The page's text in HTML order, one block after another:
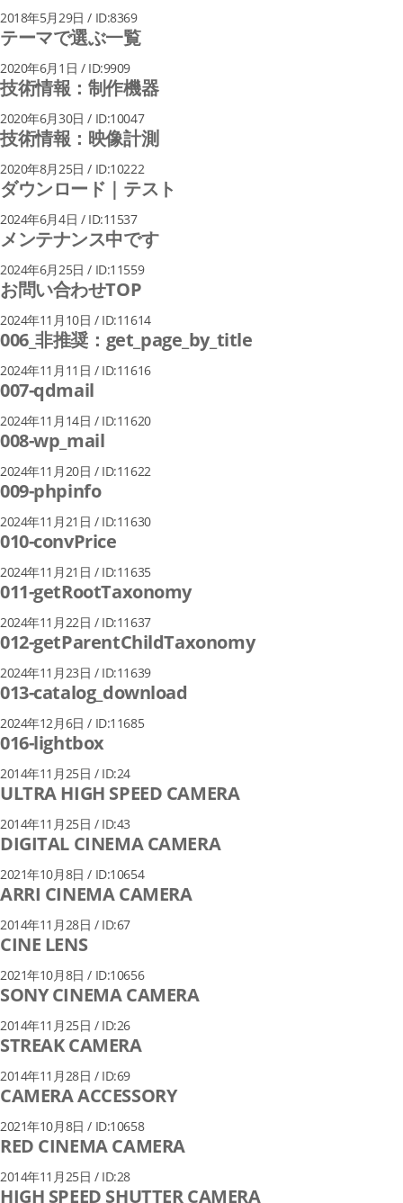
2018年5月29日 / ID:8369
テーマで選ぶ一覧
2020年6月1日 / ID:9909
技術情報：制作機器
2020年6月30日 / ID:10047
技術情報：映像計測
2020年8月25日 / ID:10222
ダウンロード｜テスト
2024年6月4日 / ID:11537
メンテナンス中です
2024年6月25日 / ID:11559
お問い合わせTOP
2024年11月10日 / ID:11614
006_非推奨：get_page_by_title
2024年11月11日 / ID:11616
007-qdmail
2024年11月14日 / ID:11620
008-wp_mail
2024年11月20日 / ID:11622
009-phpinfo
2024年11月21日 / ID:11630
010-convPrice
2024年11月21日 / ID:11635
011-getRootTaxonomy
2024年11月22日 / ID:11637
012-getParentChildTaxonomy
2024年11月23日 / ID:11639
013-catalog_download
2024年12月6日 / ID:11685
016-lightbox
2014年11月25日 / ID:24
ULTRA HIGH SPEED CAMERA
2014年11月25日 / ID:43
DIGITAL CINEMA CAMERA
2021年10月8日 / ID:10654
ARRI CINEMA CAMERA
2014年11月28日 / ID:67
CINE LENS
2021年10月8日 / ID:10656
SONY CINEMA CAMERA
2014年11月25日 / ID:26
STREAK CAMERA
2014年11月28日 / ID:69
CAMERA ACCESSORY
2021年10月8日 / ID:10658
RED CINEMA CAMERA
2014年11月25日 / ID:28
HIGH SPEED SHUTTER CAMERA